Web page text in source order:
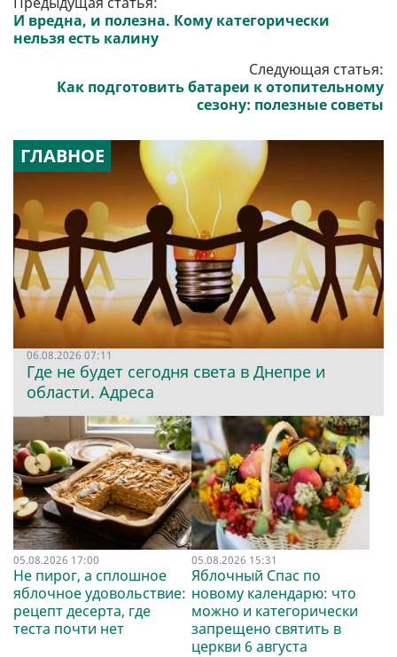
И вредна, и полезна. Кому категорически
нельзя есть калину
Следующая статья:
Как подготовить батареи к отопительному
сезону: полезные советы
ГЛАВНОЕ
06.08.2026 07:11
Где не будет сегодня света в Днепре и
области. Адреса
05.08.2026 17:00
Не пирог, а сплошное
яблочное удовольствие:
рецепт десерта, где
теста почти нет
05.08.2026 15:31
Яблочный Спас по
новому календарю: что
можно и категорически
запрещено святить в
церкви 6 августа